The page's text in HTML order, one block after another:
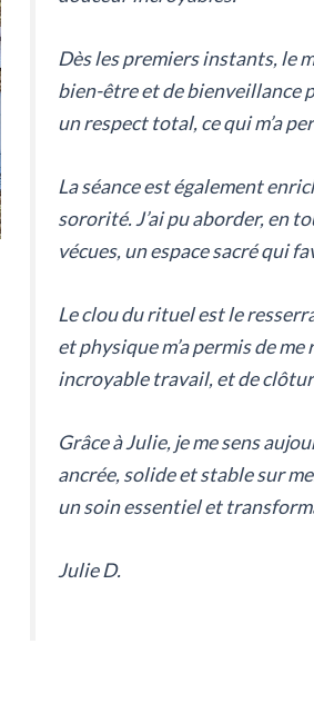
Dès les premiers instants, le
bien-être et de bienveillance
un respect total, ce qui m’a
La séance est également
sororité. J’ai pu aborder, en
vécues, un espace sacré qui
Le clou du rituel est le
et physique m’a permis de
incroyable travail, et de
Grâce à Julie, je me sens
ancrée, solide et stable sur
un soin essentiel et
Julie D.